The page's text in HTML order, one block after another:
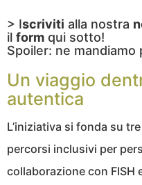
> Iscriviti alla nostra
il form qui sotto!
Spoiler: ne mandiamo
Un viaggio
autentica
L’iniziativa si fonda su
percorsi inclusivi per
collaborazione con FISH